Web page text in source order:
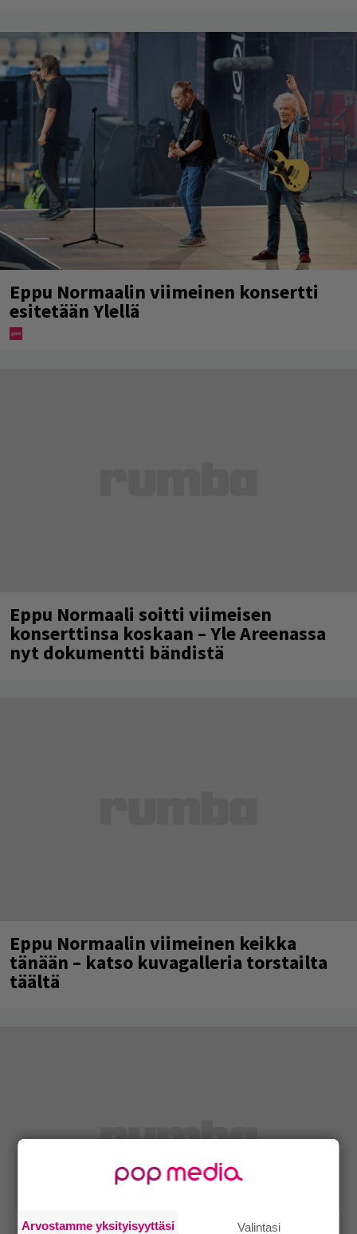
Eppu Normaalin viimeinen konsertti
esitetään Ylellä
Eppu Normaali soitti viimeisen
konserttinsa koskaan – Yle Areenassa
nyt dokumentti bändistä
Eppu Normaalin viimeinen keikka
tänään – katso kuvagalleria torstailta
täältä
Arvostamme yksityisyyttäsi Valintasi